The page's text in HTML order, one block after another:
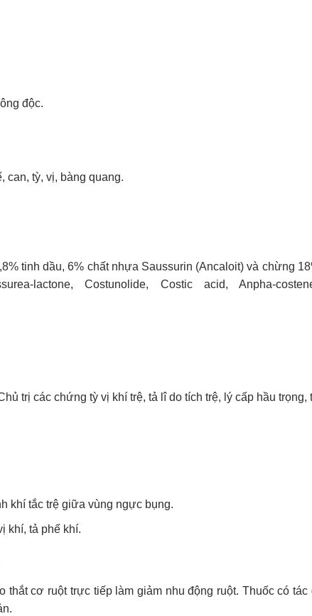
độc.
can, tỳ, vị, bàng quang.
tinh dầu, 6% chất nhựa Saussurin (Ancaloit) và chừng
lactone, Costunolide, Costic acid, Anpha-
trị các chứng tỳ vị khí trệ, tả lî do tích trệ, lý cấp hầu
khí tắc trệ giữa vùng ngực bụng.
khí, tả phế khí.
cơ ruột trực tiếp làm giảm nhu động ruột. Thuốc có